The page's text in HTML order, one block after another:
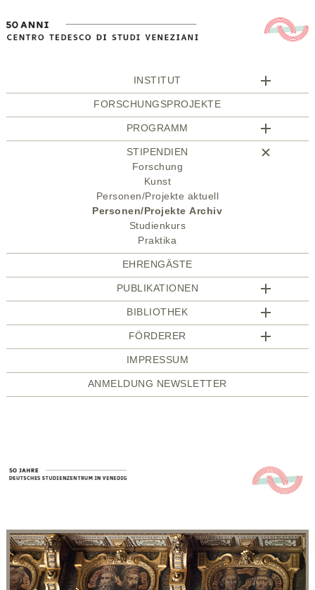
INSTITUT
FORSCHUNGSPROJEKTE
PROGRAMM
STIPENDIEN
Forschung
Kunst
Personen/Projekte aktuell
Personen/Projekte Archiv
Studienkurs
Praktika
EHRENGÄSTE
PUBLIKATIONEN
BIBLIOTHEK
FÖRDERER
IMPRESSUM
ANMELDUNG NEWSLETTER